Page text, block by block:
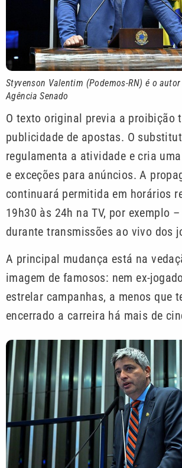
Styvenson Valentim (Podemos-RN) é o
Agência Senado
O texto original previa a proibição
publicidade de apostas. O
regulamenta a atividade e cria
e exceções para anúncios. A
continuará permitida em horários
19h30 às 24h na TV, por exemplo
durante transmissões ao vivo dos
A principal mudança está na
imagem de famosos: nem ex-
estrelar campanhas, a menos que
encerrado a carreira há mais de